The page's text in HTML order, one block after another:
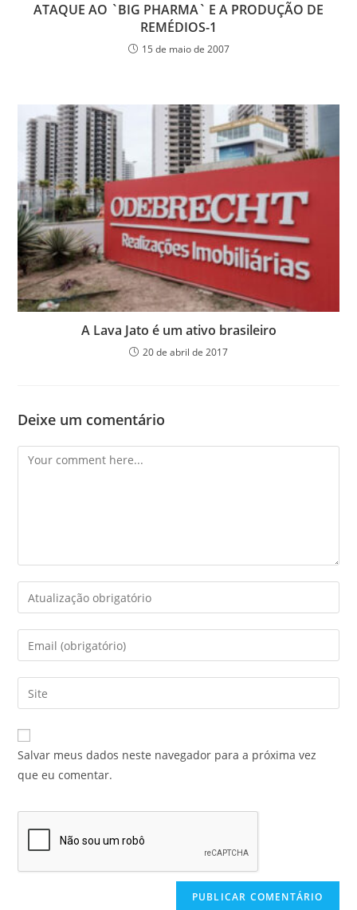
ATAQUE AO `BIG PHARMA` E A PRODUÇÃO DE
REMÉDIOS-1
15 de maio de 2007
A Lava Jato é um ativo brasileiro
20 de abril de 2017
Deixe um comentário
Salvar meus dados neste navegador para a próxima vez
que eu comentar.